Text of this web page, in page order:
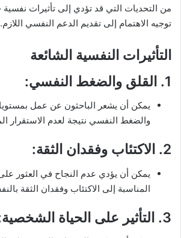
من التحديات التي قد تؤدي إلى تأثيرات
توجيه الاهتمام إلى تقديم الدعم النفسي اللازم.
التأثيرات النفسية الشائعة
1. القلق والضغط النفسي:
يمكن أن يشعر الباحثون عن عمل
والضغط النفسي نتيجة لعدم الاستقرار
2. الاكتئاب وفقدان الثقة:
يمكن أن يؤدي عدم النجاح في العثور
المناسبة إلى الاكتئاب وفقدان الثقة
3. التأثير على الحياة الشخصية